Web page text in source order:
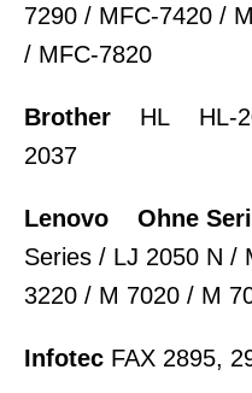
7290 / MFC-7420 /
/ MFC-7820
Brother
HL HL-
2037
Lenovo Ohne
Series / LJ 2050 N /
3220 / M 7020 / M
Infotec FAX 2895,